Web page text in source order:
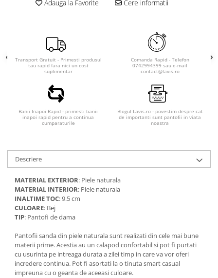
Adauga la Favorite Cere informatii
Transport Gratuit - Primesti produsul
tau rapid fara nici un cost
suplimentar
Comanda Rapid - Telefon
0742994399 sau e-mail
contact@lavis.ro
Banii Inapoi Rapid - primesti banii
inapoi rapid pentru a continua
cumparaturile
Blogul Lavis.ro - povestim despre cat
de importanti sunt pantofii in viata
noastra
Descriere
MATERIAL EXTERIOR: Piele naturala
MATERIAL INTERIOR: Piele naturala
INALTIME TOC: 9.5 cm
CULOARE: Bej
TIP: Pantofi de dama
Pantofii sanda din piele naturala sunt realizati din cele mai bune
materii prime. Acestia au un calapod confortabil si pot fi purtati
cu usurinta pe intreaga durata a zilei timp in care va vor oferi
incredere continua. Pot fi asortati la o tinuta smart casual
impreuna cu o geanta de aceeasi culoare.